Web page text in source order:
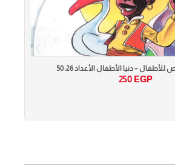
– دنيا الأطفال الأعداد 50:26
250 EGP